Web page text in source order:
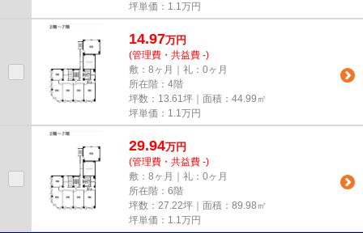
坪単価： 1.1万円
14.97万円
(管理費・共益費 -)
敷：8ヶ月｜礼：0ヶ月
所在階：4階
坪数：13.61坪｜面積：44.99㎡
坪単価： 1.1万円
29.94万円
(管理費・共益費 -)
敷：8ヶ月｜礼：0ヶ月
所在階：6階
坪数：27.22坪｜面積：89.98㎡
坪単価： 1.1万円